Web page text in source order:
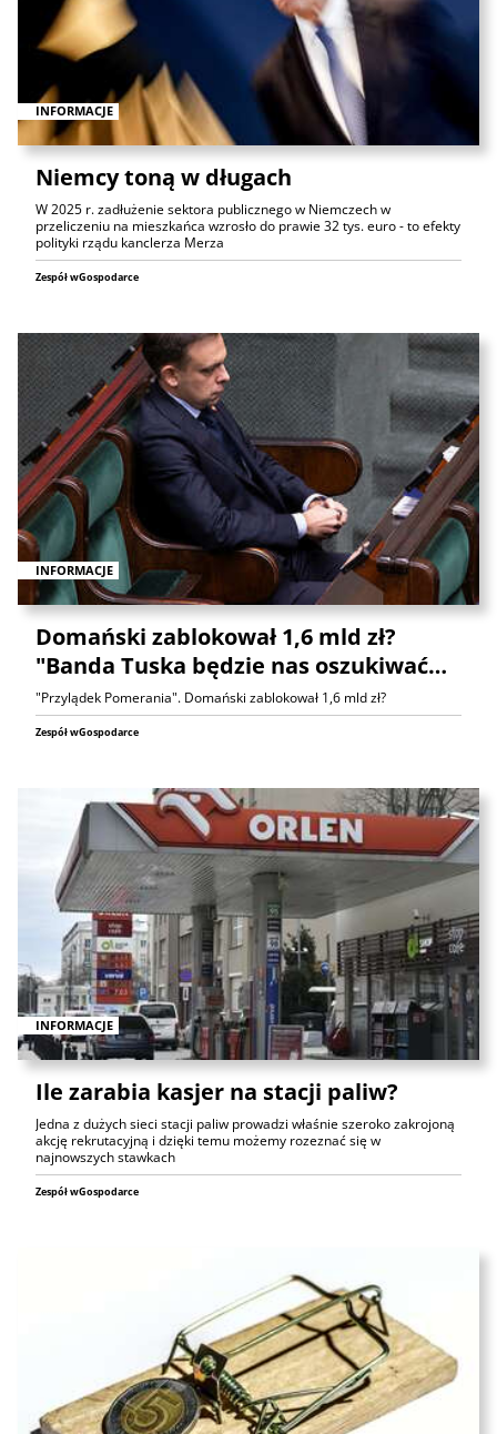
INFORMACJE
Niemcy toną w długach
W 2025 r. zadłużenie sektora publicznego w Niemczech w
przeliczeniu na mieszkańca wzrosło do prawie 32 tys. euro - to efekty
polityki rządu kanclerza Merza
Zespół wGospodarce
INFORMACJE
Domański zablokował 1,6 mld zł?
"Banda Tuska będzie nas oszukiwać…
"Przylądek Pomerania". Domański zablokował 1,6 mld zł?
Zespół wGospodarce
INFORMACJE
Ile zarabia kasjer na stacji paliw?
Jedna z dużych sieci stacji paliw prowadzi właśnie szeroko zakrojoną
akcję rekrutacyjną i dzięki temu możemy rozeznać się w
najnowszych stawkach
Zespół wGospodarce